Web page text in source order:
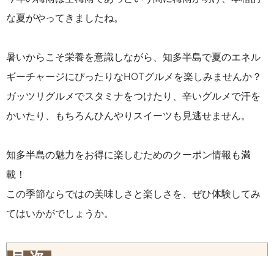
な夏がやってきましたね。
暑いからこそ栄養を意識しながら、 知多半島で夏のエネル
ギーチャージにぴったりなHOTグルメを楽しみませんか？
ガッツリグルメでスタミナをつけたり、辛いグルメで汗を
かいたり、もちろんひんやりスイーツも見逃せません。
知多半島の魅力をお得に楽しむためのクーポン情報も満
載！
この季節ならではの美味しさと楽しさを、ぜひ体験してみ
てはいかがでしょうか。